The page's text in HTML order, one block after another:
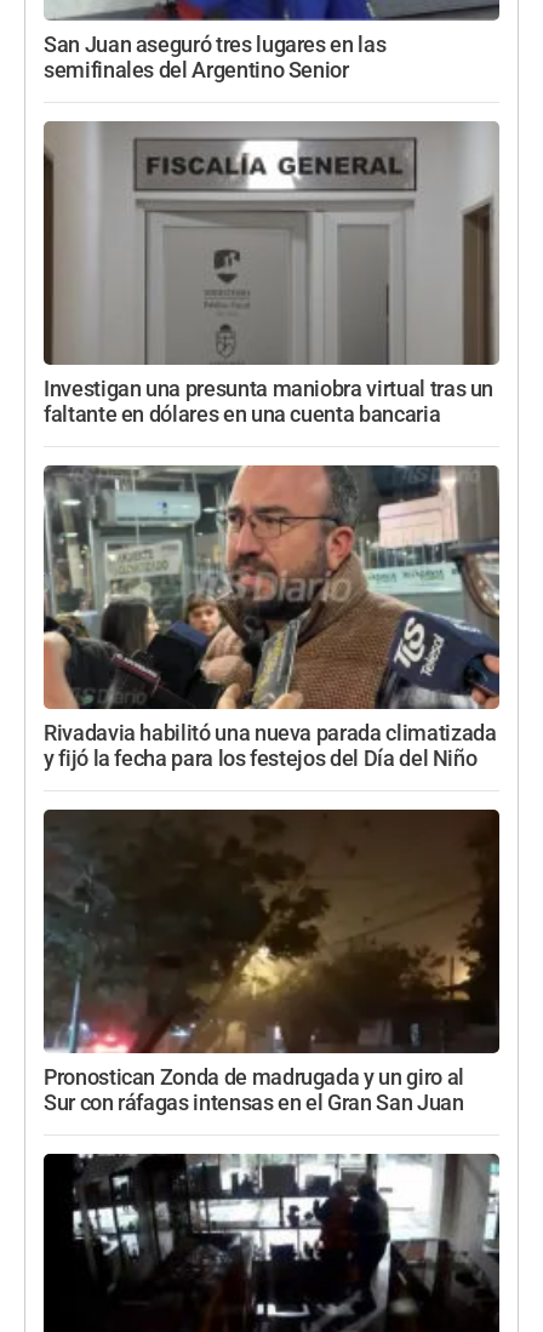
San Juan aseguró tres lugares en las
semifinales del Argentino Senior
Investigan una presunta maniobra virtual tras un
faltante en dólares en una cuenta bancaria
Rivadavia habilitó una nueva parada climatizada
y fijó la fecha para los festejos del Día del Niño
Pronostican Zonda de madrugada y un giro al
Sur con ráfagas intensas en el Gran San Juan